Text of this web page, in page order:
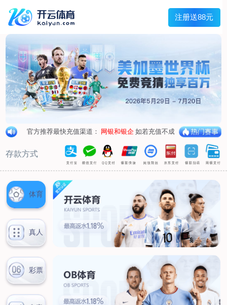
Menu
网站首页
关于我们
产品中心
荣誉资质
厂区设备
人才招聘
新闻中心
销售网点